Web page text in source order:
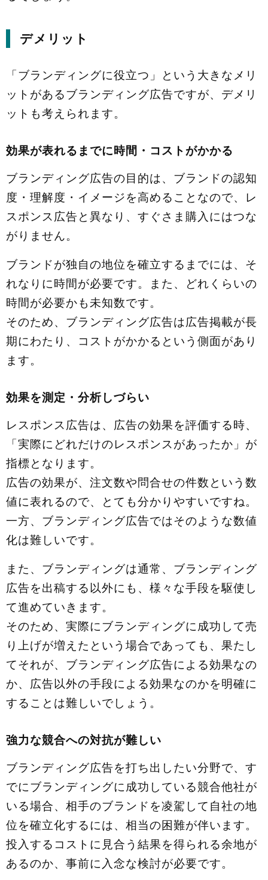
デメリット
「ブランディングに役立つ」という大きなメリ
ットがあるブランディング広告ですが、デメリ
ットも考えられます。
効果が表れるまでに時間・コストがかかる
ブランディング広告の目的は、ブランドの認知
度・理解度・イメージを高めることなので、レ
スポンス広告と異なり、すぐさま購入にはつな
がりません。
ブランドが独自の地位を確立するまでには、そ
れなりに時間が必要です。また、どれくらいの
時間が必要かも未知数です。
そのため、ブランディング広告は広告掲載が長
期にわたり、コストがかかるという側面があり
ます。
効果を測定・分析しづらい
レスポンス広告は、広告の効果を評価する時、
「実際にどれだけのレスポンスがあったか」が
指標となります。
広告の効果が、注文数や問合せの件数という数
値に表れるので、とても分かりやすいですね。
一方、ブランディング広告ではそのような数値
化は難しいです。
また、ブランディングは通常、ブランディング
広告を出稿する以外にも、様々な手段を駆使し
て進めていきます。
そのため、実際にブランディングに成功して売
り上げが増えたという場合であっても、果たし
てそれが、ブランディング広告による効果なの
か、広告以外の手段による効果なのかを明確に
することは難しいでしょう。
強力な競合への対抗が難しい
ブランディング広告を打ち出したい分野で、す
でにブランディングに成功している競合他社が
いる場合、相手のブランドを凌駕して自社の地
位を確立化するには、相当の困難が伴います。
投入するコストに見合う結果を得られる余地が
あるのか、事前に入念な検討が必要です。